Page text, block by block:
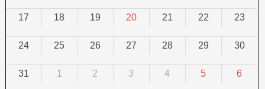
17 18 19 20 21 22 23
24 25 26 27 28 29 30
31 1 2 3 4 5 6